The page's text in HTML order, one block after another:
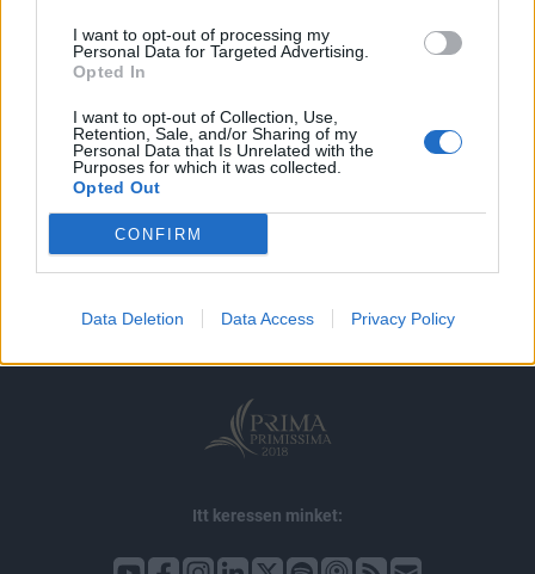
I want to opt-out of processing my
Personal Data for Targeted Advertising.
Opted In
I want to opt-out of Collection, Use,
Retention, Sale, and/or Sharing of my
Personal Data that Is Unrelated with the
Purposes for which it was collected.
Opted Out
CONFIRM
Data Deletion Data Access Privacy Policy
MÁR ELŐFIZETŐNK VAGY?BEJELENTKEZÉS
Itt keressen minket: